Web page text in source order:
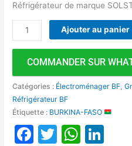
Réfrigérateur de marque
Ajouter au panier
COMMANDER SUR
Catégories : Électroménager BF ,
Réfrigérateur BF
Étiquette : BURKINA-FASO
Facebook
Twitter